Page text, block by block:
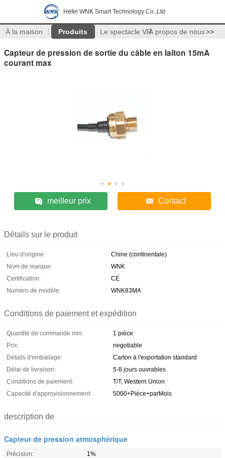
Hefei WNK Smart Technology Co.,Ltd
À la maison Produits Le spectacle VRÀ propos de nous>>
Capteur de pression de sortie du câble en laiton 15mA
courant max
meilleur prix Contact
Détails sur le produit
Lieu d'origine:
Chine (continentale)
Nom de marque:
WNK
Certification:
CE
Numéro de modèle:
WNK83MA
Conditions de paiement et expédition
Quantité de commande min:
1 pièce
Prix:
negotiable
Détails d'emballage:
Carton à l'exportation standard
Délai de livraison:
5-8 jours ouvrables
Conditions de paiement:
T/T, Western Union
Capacité d'approvisionnement:
5000+Pièce+parMois
description de
Capteur de pression atmosphérique
Précision:
1%